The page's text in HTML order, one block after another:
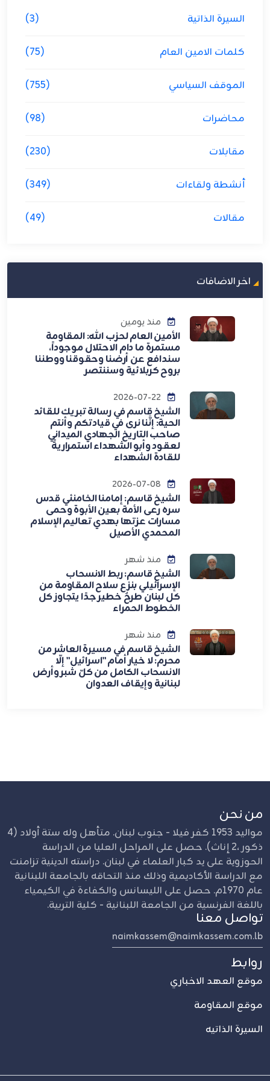
السيرة الذاتية (3)
كلمات الامين العام (75)
الموقف السياسي (755)
محاضرات (98)
مقابلات (230)
أنشطة ولقاءات (349)
مقالات (49)
اخر الاضافات
منذ يومين
الأمين العام لحزب الله: المقاومة
مستمرة ما دام الاحتلال موجوداً،
سندافع عن أرضنا وحقوقنا ووطننا
بروح كربلائية وسننتصر
الشيخ قاسم في رسالة تبريك للقائد
الحية: إنَّنا نرى في قيادتكم وأنتم
صاحب التاريخ الجهادي الميداني
لعقود وأبو الشهداء استمراريةً
للقادة الشهداء
الشيخ قاسم: إمامنا الخامنئي قدس
سره رعى الأمة بعين الأبوة وحمى
مسارات عزتها بهدي تعاليم الإسلام
المحمدي الأصيل
منذ شهر
الشيخ قاسم: ربط الانسحاب
الإسرائيلي بنزع سلاح المقاومة من
كل لبنان طرحٌ خطير جدًا يتجاوز كل
الخطوط الحمراء
منذ شهر
الشيخ قاسم في مسيرة العاشر من
محرم: لا خيار أمام "اسرائيل" إلّا
الانسحاب الكامل من كلّ شبر وأرض
لبنانية وإيقاف العدوان
من نحن
مواليد 1953 كفر فيلا - جنوب لبنان. متأهل وله ستة أولاد (4
ذكور ،2 إناث). حصل على المراحل العليا من الدراسة
الحوزوية على يد كبار العلماء في لبنان. دراسته الدينية تزامنت
مع الدراسة الأكاديمية وذلك منذ التحاقه بالجامعة اللبنانية
عام 1970م. حصل على الليسانس والكفاءة في الكيمياء
باللغة الفرنسية من الجامعة اللبنانية - كلية التربية.
تواصل معنا
naimkassem@naimkassem.com.lb
روابط
موقع العهد الاخباري
موقع المقاومة
السيرة الذاتيه